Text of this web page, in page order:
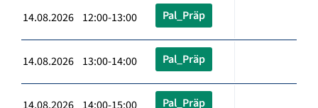
14.08.2026 12:00-13:00 Pal_Präp
14.08.2026 13:00-14:00 Pal_Präp
Pal_Präp